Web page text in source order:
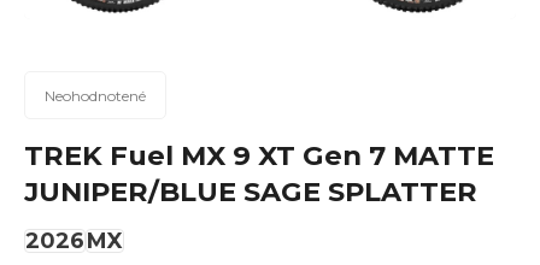
Priemerné
produktu
je
0,0
z
5
Neohodnotené
TREK Fuel MX 9 XT Gen 7 MATTE
JUNIPER/BLUE SAGE SPLATTER
2026MX
ť
?